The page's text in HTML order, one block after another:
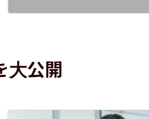
大公開